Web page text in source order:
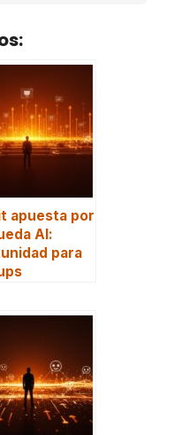
apuesta por
AI:
para